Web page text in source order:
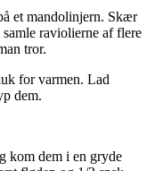
et mandolinjern. Skær
raviolierne af flere
tror.
for varmen. Lad
dem.
kom dem i en gryde